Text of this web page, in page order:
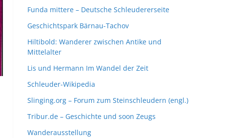
Funda mittere – Deutsche Schleudererseite
Geschichtspark Bärnau-Tachov
Hiltibold: Wanderer zwischen Antike und
Mittelalter
Lis und Hermann Im Wandel der Zeit
Schleuder-Wikipedia
Slinging.org – Forum zum Steinschleudern (engl.)
Tribur.de – Geschichte und soon Zeugs
Wanderausstellung